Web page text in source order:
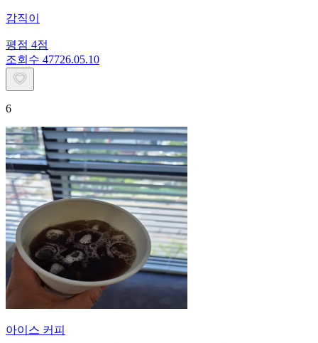
감직이
평점 4점
조회수 47726.05.10
6
아이스 커피